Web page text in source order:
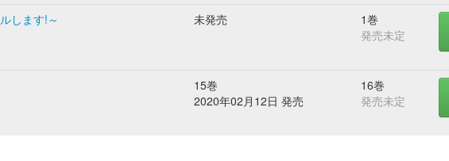
します!～ 未発売
1巻
発売未定
15巻
2020年02月12日 発売
16巻
発売未定